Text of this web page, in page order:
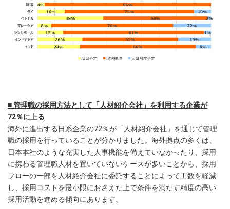
■ 管理職の採用方法として「人材紹介会社」を利用する企業が
72％に上る
海外に進出する日系企業の72％が「人材紹介会社」を通じて管理
職の採用を行っていることが分かりました。海外拠点の多くは、
日本本社のような充実した人事機能を備えていなかったり、採用
に携わる管理職人材を置いていないケースが多いことから、採用
フローの一部を人材紹介会社に委託することによって工数を軽減
し、採用コストを最小限におさえた上で条件を満たす精度の高い
採用活動を進める傾向にあります。